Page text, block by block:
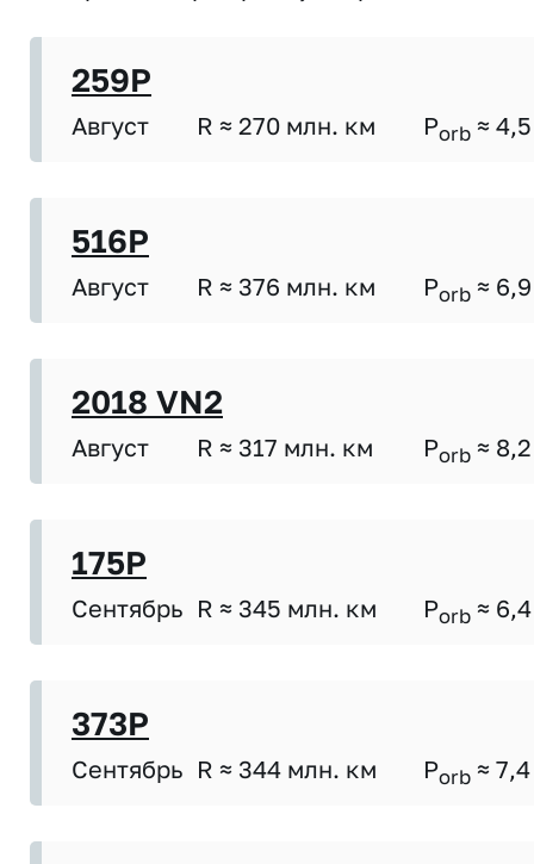
259P
Август R ≈ 270 млн. км Porb ≈ 4,5
516P
Август R ≈ 376 млн. км Porb ≈ 6,9
2018 VN2
Август R ≈ 317 млн. км Porb ≈ 8,2
175P
Сентябрь R ≈ 345 млн. км Porb ≈ 6,4
373P
Сентябрь R ≈ 344 млн. км Porb ≈ 7,4